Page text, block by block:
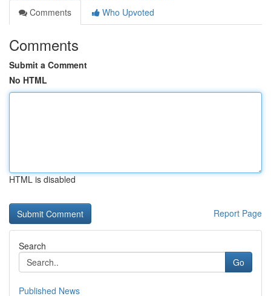
Comments
Who Upvoted
Comments
Submit a Comment
No HTML
HTML is disabled
Report Page
Search
Go
Published News